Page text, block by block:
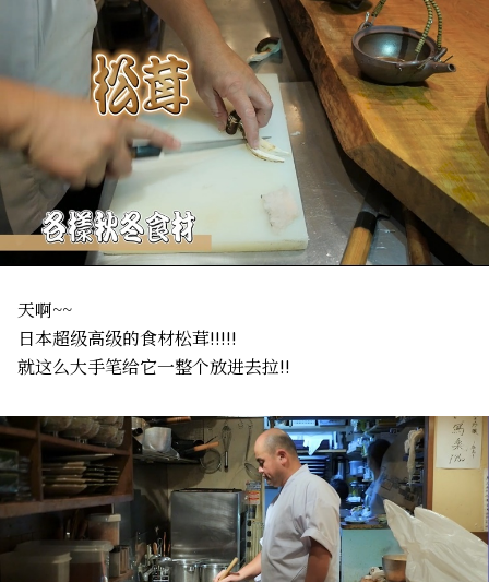
天啊~~
日本超级高级的食材松茸!!!!!
就这么大手笔给它一整个放进去拉!!